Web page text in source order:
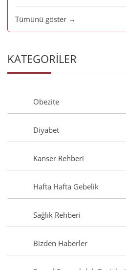
Tümünü göster →
KATEGORİLER
Obezite
Diyabet
Kanser Rehberi
Hafta Hafta Gebelik
Sağlık Rehberi
Bizden Haberler